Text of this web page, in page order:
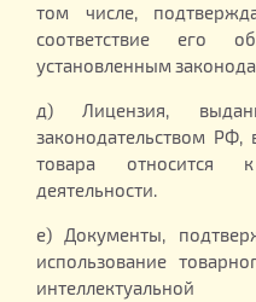
том числе,
соответствие его
установленным
д) Лицензия,
законодательством РФ,
товара относится
деятельности.
е) Документы,
использование